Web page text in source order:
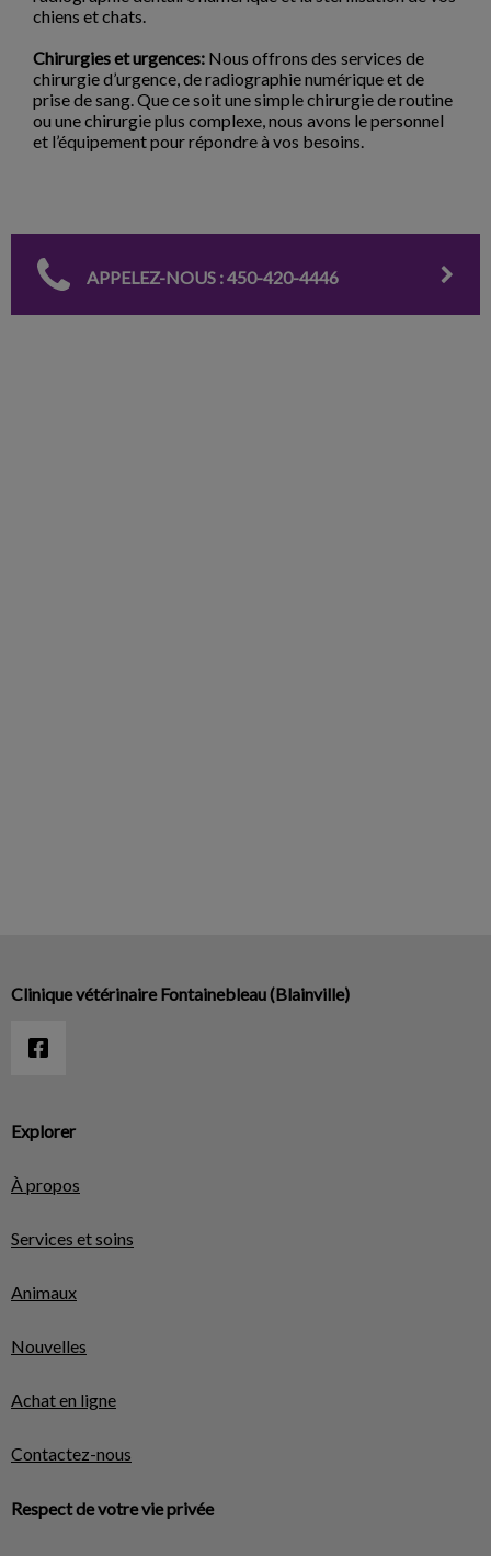
chiens et chats.
Chirurgies et urgences: Nous offrons des services de
chirurgie d’urgence, de radiographie numérique et de
prise de sang. Que ce soit une simple chirurgie de routine
ou une chirurgie plus complexe, nous avons le personnel
et l’équipement pour répondre à vos besoins.
APPELEZ-NOUS : 450-420-4446
Explorer
À propos
Services et soins
Animaux
Nouvelles
Achat en ligne
Contactez-nous
Respect de votre vie privée
Clinique vétérinaire Fontainebleau (Blainville)